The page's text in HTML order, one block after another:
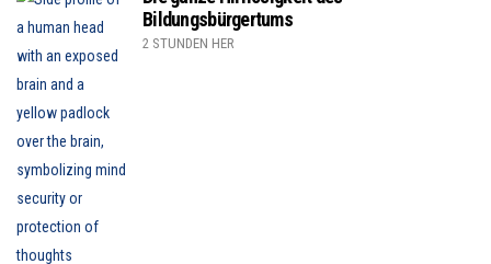
Bildungsbürgertums
2 STUNDEN HER